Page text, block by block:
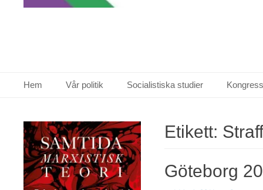
Primär meny
Hem Vår politik Socialistiska studier
Etikett: Straff
Göteborg